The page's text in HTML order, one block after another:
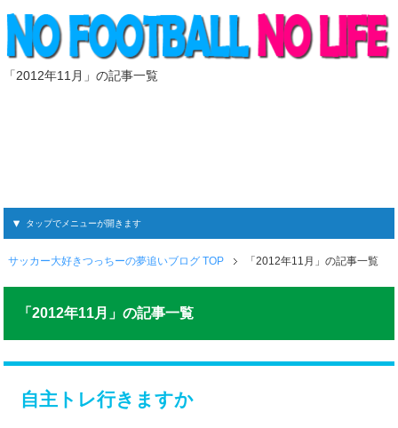
「2012年11月」の記事一覧
タップでメニューが開きます
サッカー大好きつっちーの夢追いブログ TOP 「2012年11月」の記事一覧
「2012年11月」の記事一覧
自主トレ行きますか